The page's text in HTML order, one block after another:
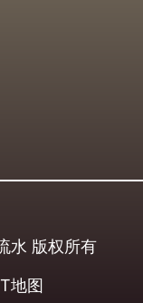
水 版权所有
地图